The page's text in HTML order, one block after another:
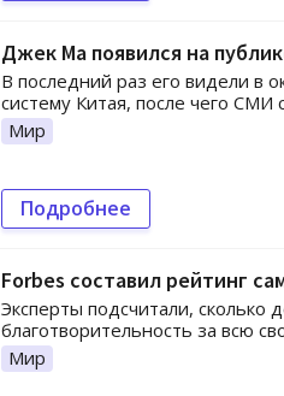
Джек Ма появился на
В последний раз его видели в
систему Китая, после чего
Мир
Подробнее
Forbes составил рейтинг
Эксперты подсчитали, сколько
благотворительность за всю
Мир